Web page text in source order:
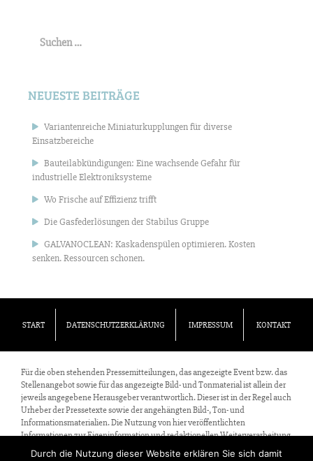
nach:
NEUESTE BEITRÄGE
Variantenreiche Miniaturkupplungen für diverse
Einsatzbereiche
Bauteilabkündigungen: Eine wachsende Gefahr für
industrielle Elektroniksysteme
Wo Frische auf Effizienz trifft
Die Gasfederlösungen der Stabilus Gruppe
GALVANOCLEAN: Kaskadenspülen optimieren. Kosten
senken. Ressourcen schonen.
START DATENSCHUTZERKLÄRUNG IMPRESSUM KONTAKT
Für die oben stehenden Pressemitteilungen, das angezeigte Event bzw. das
Stellenangebot sowie für das angezeigte Bild- und Tonmaterial ist allein der
jeweils angegebene Herausgeber verantwortlich. Dieser ist in der Regel auch
Urheber der Pressetexte sowie der angehängten Bild-, Ton- und
Informationsmaterialien. Die Nutzung von hier veröffentlichten
Informationen zur Eigeninformation und redaktionellen Weiterverarbeitung
ist in der Regel kostenfrei. Bitte klären Sie vor einer Weiterverwendung
Durch die Nutzung dieser Website erklären Sie sich damit